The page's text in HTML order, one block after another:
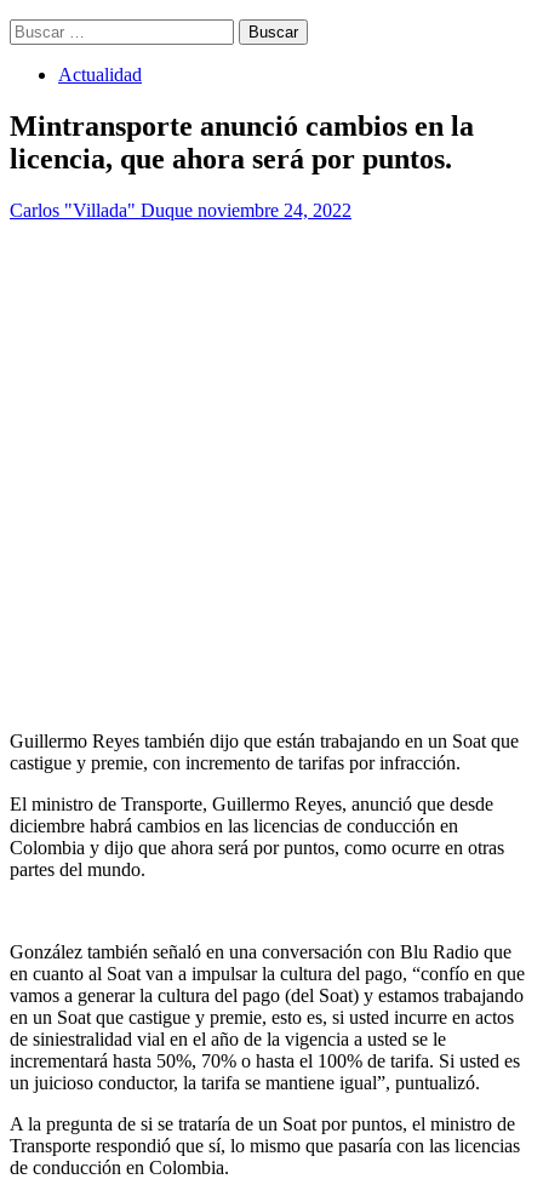
Buscar:
Actualidad
Mintransporte anunció cambios en la
licencia, que ahora será por puntos.
Carlos "Villada" Duque noviembre 24, 2022
Guillermo Reyes también dijo que están trabajando en un Soat que
castigue y premie, con incremento de tarifas por infracción.
El ministro de Transporte, Guillermo Reyes, anunció que desde
diciembre habrá cambios en las licencias de conducción en
Colombia y dijo que ahora será por puntos, como ocurre en otras
partes del mundo.
González también señaló en una conversación con Blu Radio que
en cuanto al Soat van a impulsar la cultura del pago, “confío en que
vamos a generar la cultura del pago (del Soat) y estamos trabajando
en un Soat que castigue y premie, esto es, si usted incurre en actos
de siniestralidad vial en el año de la vigencia a usted se le
incrementará hasta 50%, 70% o hasta el 100% de tarifa. Si usted es
un juicioso conductor, la tarifa se mantiene igual”, puntualizó.
A la pregunta de si se trataría de un Soat por puntos, el ministro de
Transporte respondió que sí, lo mismo que pasaría con las licencias
de conducción en Colombia.